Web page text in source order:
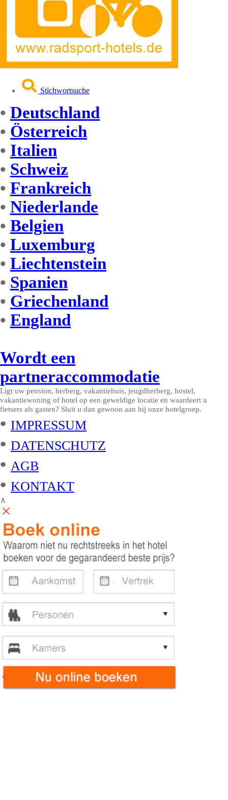
Stichwortsuche
• Deutschland
• Österreich
• Italien
• Schweiz
• Frankreich
• Niederlande
• Belgien
• Luxemburg
• Liechtenstein
• Spanien
• Griechenland
• England
Wordt een
partneraccommodatie
Ligt uw pension, herberg, vakantiehuis, jeugdherberg, hostel,
vakantiewoning of hotel op een geweldige locatie en waardeert u
fietsers als gasten? Sluit u dan gewoon aan bij onze hotelgroep.
• IMPRESSUM
• DATENSCHUTZ
• AGB
• KONTAKT
∧